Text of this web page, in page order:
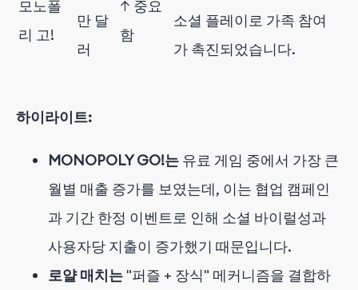
모노폴
리 고!
만 달
러
↑ 중요
함
소셜 플레이로 가족 참여
가 촉진되었습니다.
하이라이트:
MONOPOLY GO!는 유료 게임 중에서 가장 큰
월별 매출 증가를 보였는데, 이는 협업 캠페인
과 기간 한정 이벤트로 인해 소셜 바이럴성과
사용자당 지출이 증가했기 때문입니다.
로얄 매치는 "퍼즐 + 장식" 메커니즘을 결합하